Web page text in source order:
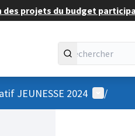
projets du budget
JEUNESSE 2024 Menu
/